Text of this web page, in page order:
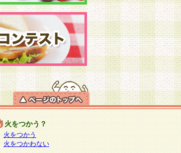
火をつかう？
火をつかう
火をつかわない